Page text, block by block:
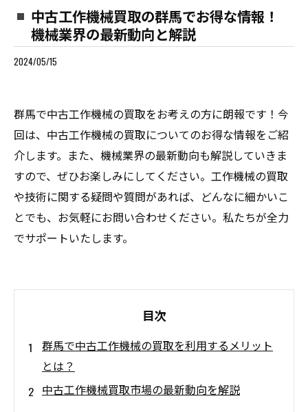
中古工作機械買取の群馬でお得な情報！
機械業界の最新動向と解説
2024/05/15
群馬で中古工作機械の買取をお考えの方に朗報です！今
回は、中古工作機械の買取についてのお得な情報をご紹
介します。また、機械業界の最新動向も解説していきま
すので、ぜひお楽しみにしてください。工作機械の買取
や技術に関する疑問や質問があれば、どんなに細かいこ
とでも、お気軽にお問い合わせください。私たちが全力
でサポートいたします。
目次
群馬で中古工作機械の買取を利用するメリット
とは？
中古工作機械買取市場の最新動向を解説